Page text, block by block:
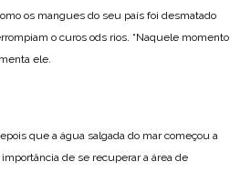
os mangues do seu país foi desmatado
o curos ods rios. “Naquele momento
ele.
que a água salgada do mar começou a
de se recuperar a área de